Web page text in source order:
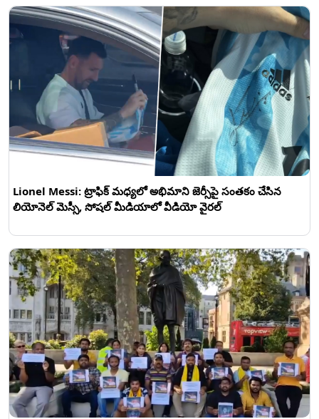
Lionel Messi: ట్రాఫిక్ మధ్యలో అభిమాని జెర్సీపై సంతకం చేసిన
లియోనెల్ మెస్సీ, సోషల్ మీడియాలో వీడియో వైరల్